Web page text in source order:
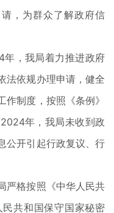
，为群众了解政府信
，我局着力推进政府
法依规办理申请，健全
制度，按照《条例》
年，我局未收到政
公开引起行政复议、行
格按照《中华人民共
共和国保守国家秘密